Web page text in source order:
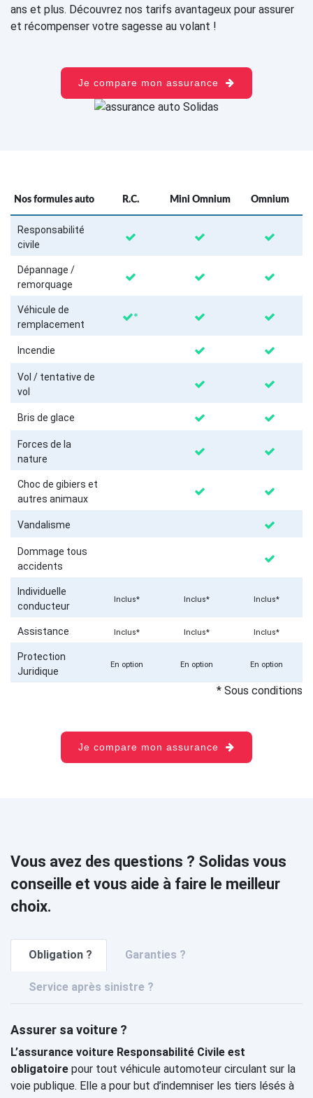
ans et plus. Découvrez nos tarifs avantageux pour assurer
et récompenser votre sagesse au volant !
Je compare mon assurance
Nos formules auto R.C. Mini Omnium Omnium
Responsabilité
civile
Dépannage /
remorquage
Véhicule de
remplacement
*
Incendie
Vol / tentative de
vol
Bris de glace
Forces de la
nature
Choc de gibiers et
autres animaux
Vandalisme
Dommage tous
accidents
Individuelle
conducteur
Inclus* Inclus* Inclus*
Assistance Inclus* Inclus* Inclus*
Protection
Juridique
En option En option En option
* Sous conditions
Je compare mon assurance
Vous avez des questions ? Solidas vous
conseille et vous aide à faire le meilleur
choix.
Obligation ? Garanties ?
Service après sinistre ?
Assurer sa voiture ?
L’assurance voiture Responsabilité Civile est
obligatoire pour tout véhicule automoteur circulant sur la
voie publique. Elle a pour but d’indemniser les tiers lésés à